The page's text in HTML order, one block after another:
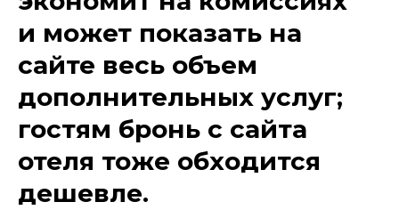
и может показать на
сайте весь объем
дополнительных услуг;
гостям бронь с сайта
отеля тоже обходится
дешевле.